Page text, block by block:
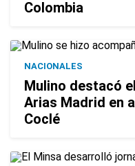
Colombia
NACIONALES
Mulino destacó
Arias Madrid en
Coclé